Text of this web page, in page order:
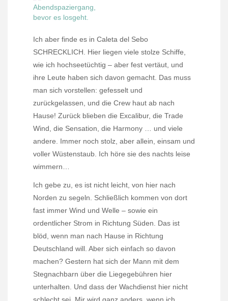
Ich aber finde es in Caleta del Sebo
SCHRECKLICH. Hier liegen viele stolze Schiffe,
wie ich hochseetüchtig – aber fest vertäut, und
ihre Leute haben sich davon gemacht. Das muss
man sich vorstellen: gefesselt und
zurückgelassen, und die Crew haut ab nach
Hause! Zurück blieben die Excalibur, die Trade
Wind, die Sensation, die Harmony … und viele
andere. Immer noch stolz, aber allein, einsam und
voller Wüstenstaub. Ich höre sie des nachts leise
wimmern…
Ich gebe zu, es ist nicht leicht, von hier nach
Norden zu segeln. Schließlich kommen von dort
fast immer Wind und Welle – sowie ein
ordentlicher Strom in Richtung Süden. Das ist
blöd, wenn man nach Hause in Richtung
Deutschland will. Aber sich einfach so davon
machen? Gestern hat sich der Mann mit dem
Stegnachbarn über die Liegegebühren hier
unterhalten. Und dass der Wachdienst hier nicht